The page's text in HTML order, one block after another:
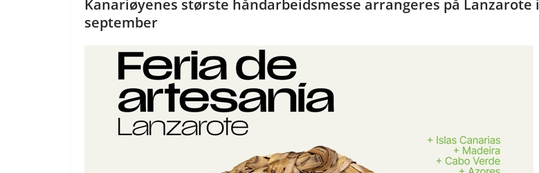
Kanariøyenes største håndarbeidsmesse arrangeres på Lanzarote i
september